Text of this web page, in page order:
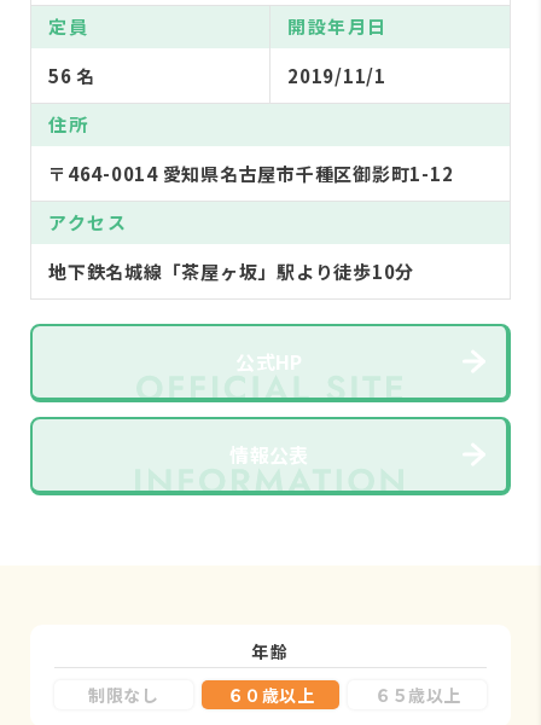
定員
56 名
開設年月日
2019/11/1
住所
〒464-0014 愛知県名古屋市千種区御影町1-12
アクセス
地下鉄名城線「茶屋ヶ坂」駅より徒歩10分
公式HP
情報公表
年齢
制限なし
６０歳以上 ６５歳以上